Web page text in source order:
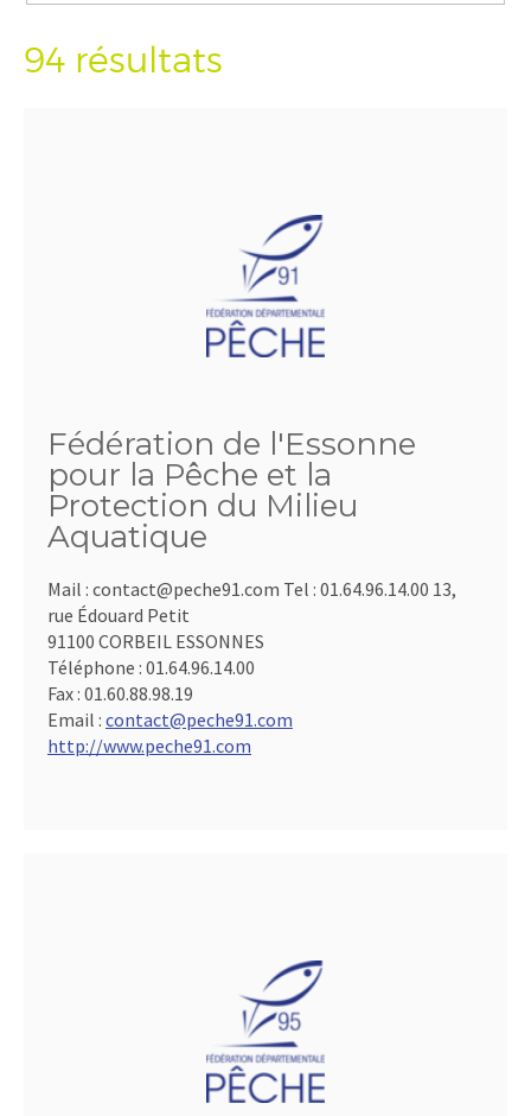
94 résultats
Fédération de l'Essonne
pour la Pêche et la
Protection du Milieu
Aquatique
Mail : contact@peche91.com Tel : 01.64.96.14.00 13,
rue Édouard Petit
91100 CORBEIL ESSONNES
Téléphone : 01.64.96.14.00
Fax : 01.60.88.98.19
Email : contact@peche91.com
http://www.peche91.com